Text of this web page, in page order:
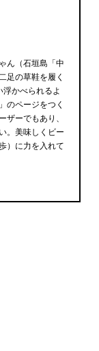
ん（石垣島「中
足の草鞋を履く
かべられるよ
のページをつく
ザーでもあり、
。美味しくビー
）に力を入れて